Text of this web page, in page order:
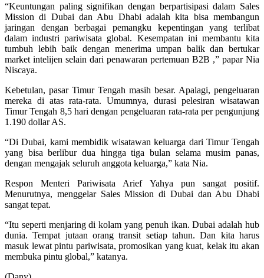
“Keuntungan paling signifikan dengan berpartisipasi dalam Sales
Mission di Dubai dan Abu Dhabi adalah kita bisa membangun
jaringan dengan berbagai pemangku kepentingan yang terlibat
dalam industri pariwisata global. Kesempatan ini membantu kita
tumbuh lebih baik dengan menerima umpan balik dan bertukar
market intelijen selain dari penawaran pertemuan B2B ,” papar Nia
Niscaya.
Kebetulan, pasar Timur Tengah masih besar. Apalagi, pengeluaran
mereka di atas rata-rata. Umumnya, durasi pelesiran wisatawan
Timur Tengah 8,5 hari dengan pengeluaran rata-rata per pengunjung
1.190 dollar AS.
“Di Dubai, kami membidik wisatawan keluarga dari Timur Tengah
yang bisa berlibur dua hingga tiga bulan selama musim panas,
dengan mengajak seluruh anggota keluarga,” kata Nia.
Respon Menteri Pariwisata Arief Yahya pun sangat positif.
Menurutnya, menggelar Sales Mission di Dubai dan Abu Dhabi
sangat tepat.
“Itu seperti menjaring di kolam yang penuh ikan. Dubai adalah hub
dunia. Tempat jutaan orang transit setiap tahun. Dan kita harus
masuk lewat pintu pariwisata, promosikan yang kuat, kelak itu akan
membuka pintu global,” katanya.